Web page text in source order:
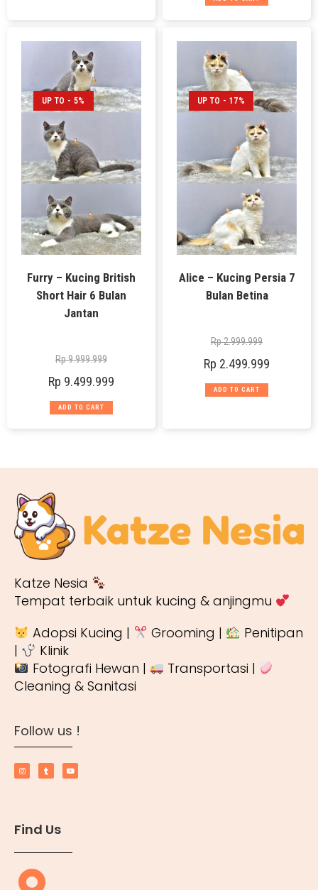
UP TO - 5%
Furry – Kucing British
Short Hair 6 Bulan
Jantan
Rp9.999.999
Rp 9.499.999
ADD TO CART
UP TO - 17%
Alice – Kucing Persia 7
Bulan Betina
Rp2.999.999
Rp 2.499.999
ADD TO CART
Katze Nesia
Tempat terbaik untuk kucing & anjingmu
Adopsi Kucing |
Grooming |
Penitipan
|
Klinik
Fotografi Hewan |
Transportasi |
Cleaning & Sanitasi
Follow us !
Find Us